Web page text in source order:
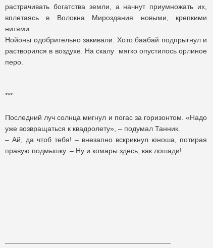
растрачивать богатства земли, а начнут приумножать их,
вплетаясь в Волокна Мироздания новыми, крепкими
нитями.
Нойоны одобрительно закивали. Хото баабай подпрыгнул и
растворился в воздухе. На скалу мягко опустилось орлиное
перо.
***
Последний луч солнца мигнул и погас за горизонтом. «Надо
уже возвращаться к квадролету», – подумал Танник.
– Ай, да чтоб тебя! – внезапно вскрикнул юноша, потирая
правую подмышку. – Ну и комары здесь, как лошади!